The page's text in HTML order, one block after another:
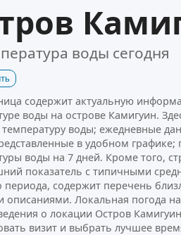
воды сегодня
содержит актуальную
воды на острове Камигуин.
воды; ежедневные
в удобном графике;
воды на 7 дней. Кроме того,
показатель с типичными
периода, содержит перечень
описаниями. Локальная погода
о локации Остров
визит и выбрать лучшее